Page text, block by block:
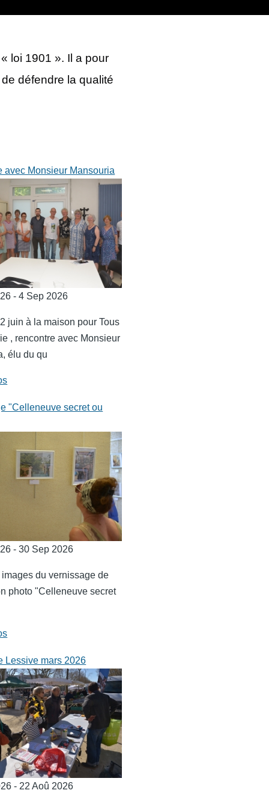
loi 1901 ». Il a pour
défendre la qualité
avec Monsieur Mansouria
- 4 Sep 2026
juin à la maison pour Tous
, rencontre avec Monsieur
élu du qu
"Celleneuve secret ou
- 30 Sep 2026
du vernissage de
photo "Celleneuve secret
Lessive mars 2026
- 22 Aoû 2026